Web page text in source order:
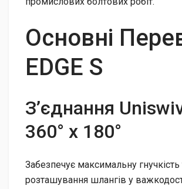
Основні
EDGE S
З’єднання
360° x 180°
Забезпечує максимальну гнучкість
розташування шлангів у